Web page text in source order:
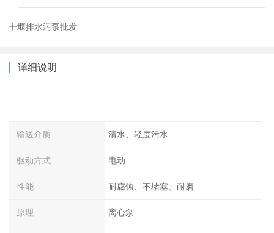
十堰排水污泵批发
详细说明
输送介质 清水、轻度污水
驱动方式 电动
性能 耐腐蚀、不堵塞、耐磨
原理 离心泵